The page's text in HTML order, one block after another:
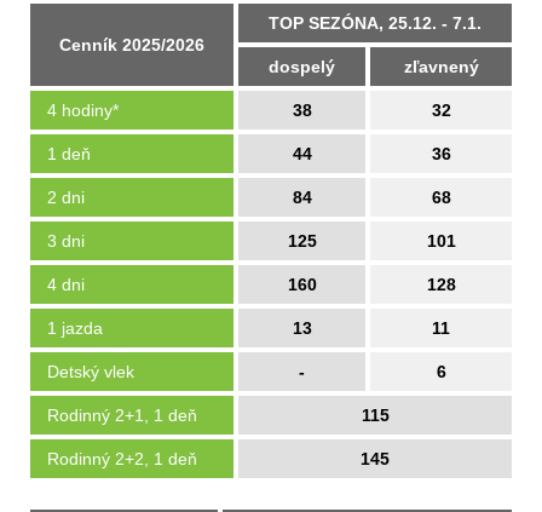
Cenník 2025/2026
TOP SEZÓNA, 25.12. - 7.1.
dospelý zľavnený
4 hodiny* 38 32
1 deň 44 36
2 dni 84 68
3 dni 125 101
4 dni 160 128
1 jazda 13 11
Detský vlek - 6
Rodinný 2+1, 1 deň 115
Rodinný 2+2, 1 deň 145